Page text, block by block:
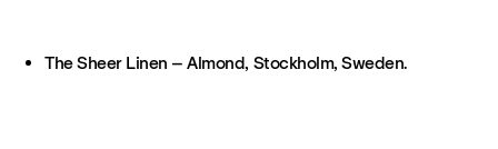
The Sheer Linen – Almond, Stockholm, Sweden.